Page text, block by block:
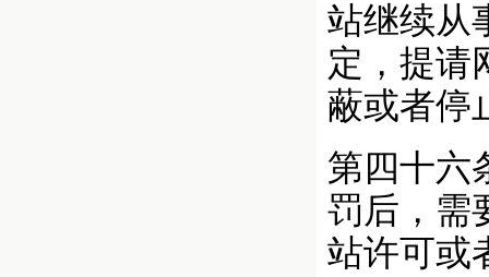
站继续从
定，提请
蔽或者停
第四十六
罚后，需
站许可或